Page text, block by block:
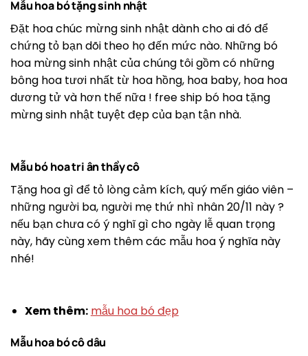
Mẫu hoa bó tặng sinh nhật
Đặt hoa chúc mừng sinh nhật dành cho ai đó để
chứng tỏ bạn dõi theo họ đến mức nào. Những bó
hoa mừng sinh nhật của chúng tôi gồm có những
bông hoa tươi nhất từ ​​hoa hồng, hoa baby, hoa hoa
dương tử và hơn thế nữa ! free ship bó hoa tặng
mừng sinh nhật tuyệt đẹp của bạn tận nhà.
Mẫu bó hoa tri ân thầy cô
Tặng hoa gì để tỏ lòng cảm kích, quý mến giáo viên –
những người ba, người mẹ thứ nhì nhân 20/11 này ?
nếu bạn chưa có ý nghĩ gì cho ngày lễ quan trọng
này, hãy cùng xem thêm các mẫu hoa ý nghĩa này
nhé!
Xem thêm: mẫu hoa bó đẹp
Mẫu hoa bó cô dâu